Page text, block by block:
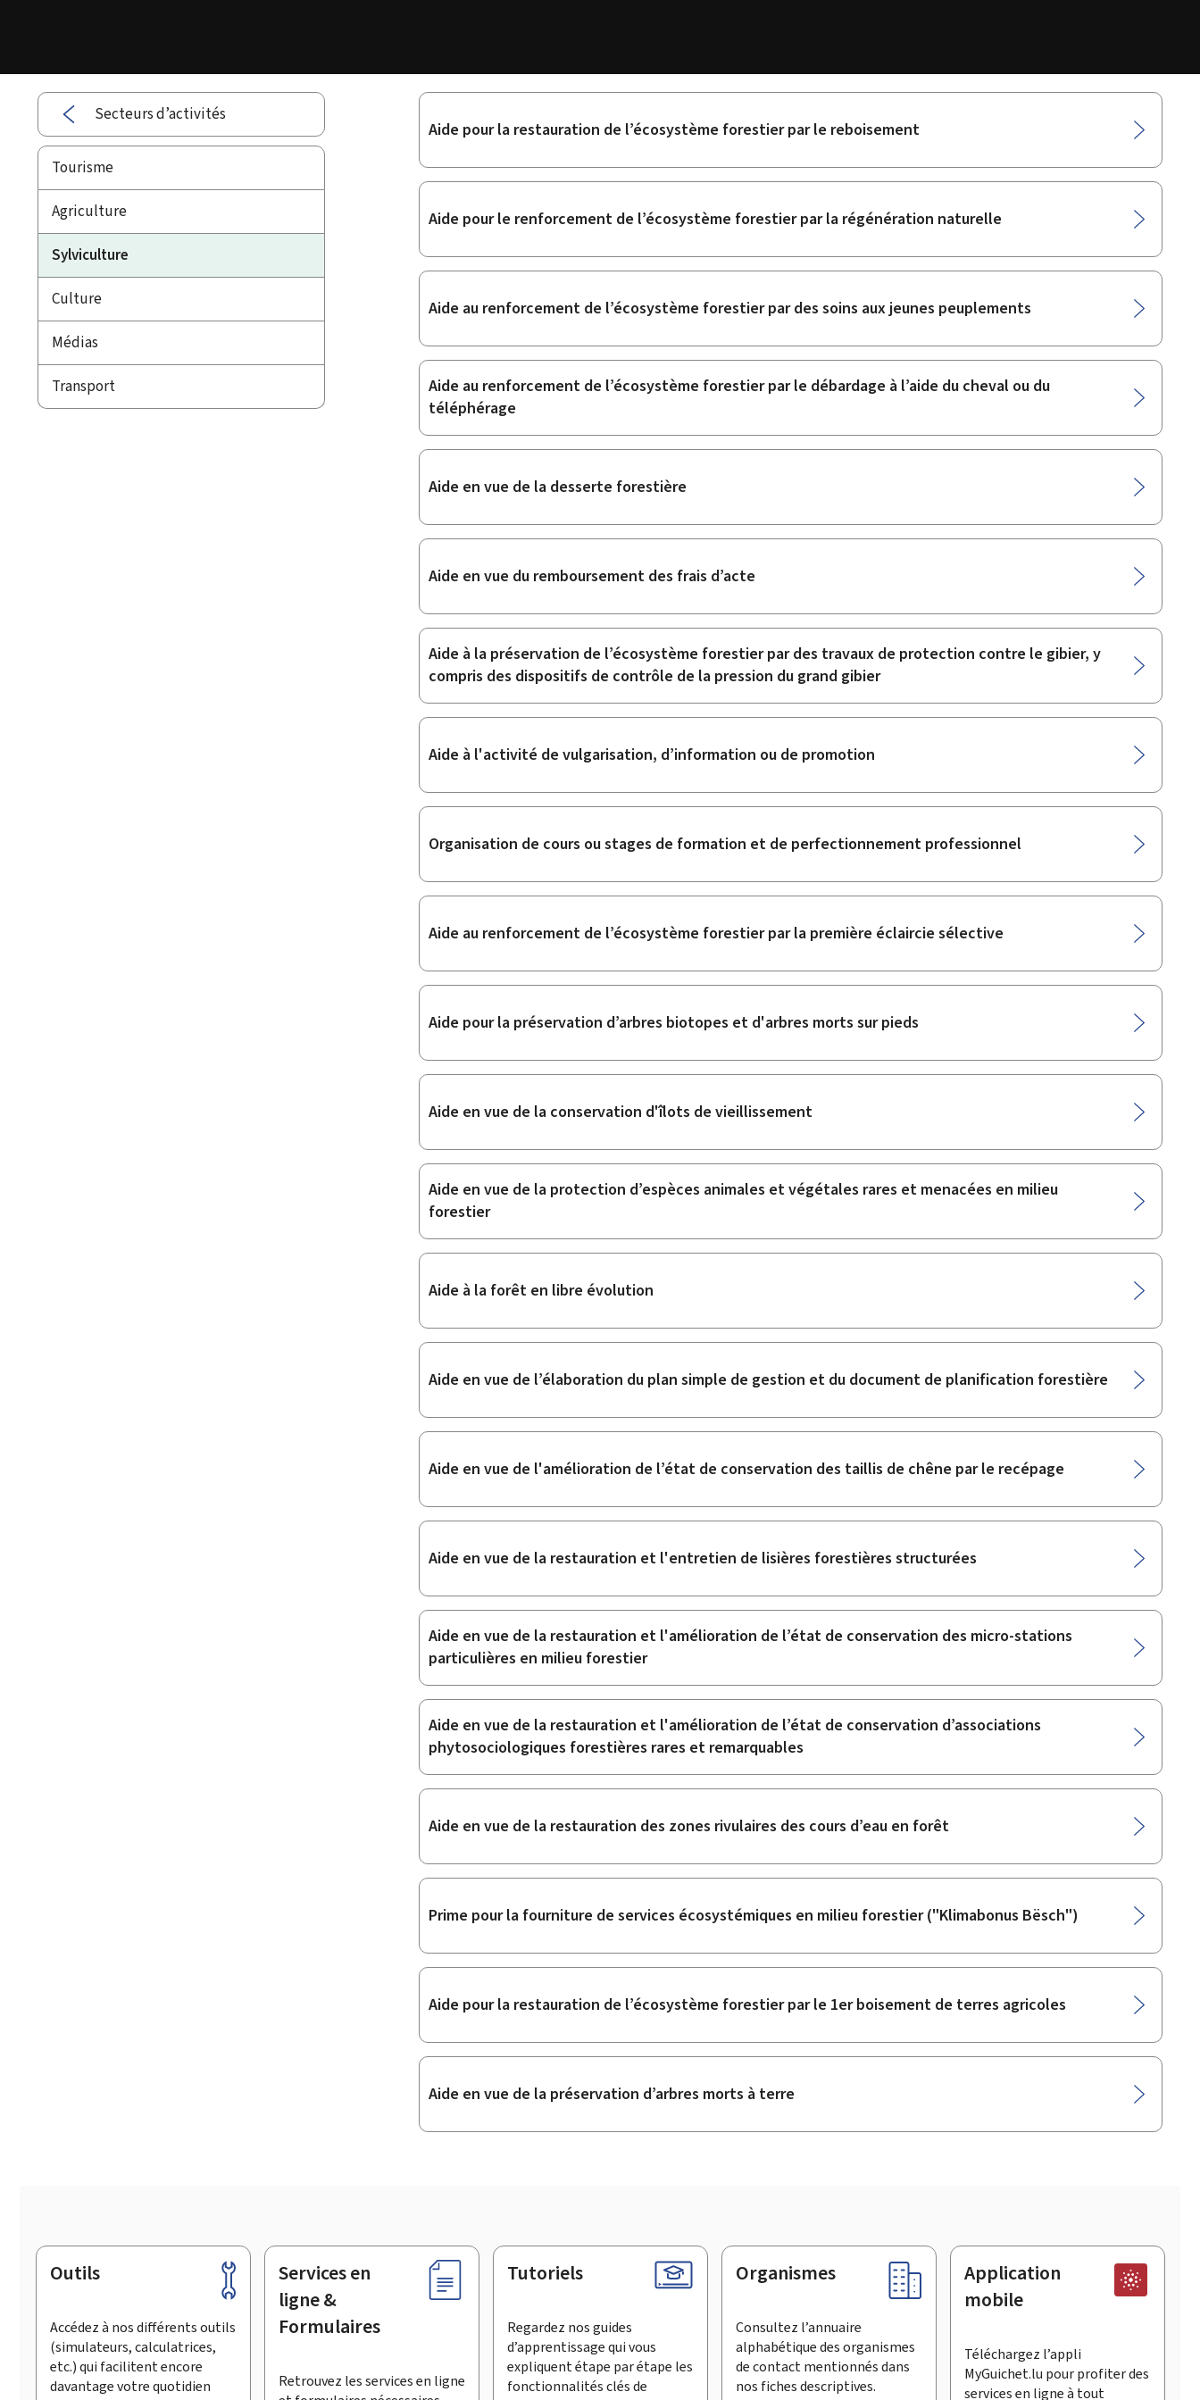
Secteurs d’activités
Tourisme
Agriculture
Sylviculture
Culture
Médias
Transport
Sous-
rubriques
Aide pour la restauration de l’écosystème forestier par le reboisement
Aide pour le renforcement de l’écosystème forestier par la régénération naturelle
Aide au renforcement de l’écosystème forestier par des soins aux jeunes peuplements
Aide au renforcement de l’écosystème forestier par le débardage à l’aide du cheval ou du
téléphérage
Aide en vue de la desserte forestière
Aide en vue du remboursement des frais d’acte
Aide à la préservation de l’écosystème forestier par des travaux de protection contre le gibier, y
compris des dispositifs de contrôle de la pression du grand gibier
Aide à l'activité de vulgarisation, d’information ou de promotion
Organisation de cours ou stages de formation et de perfectionnement professionnel
Aide au renforcement de l’écosystème forestier par la première éclaircie sélective
Aide pour la préservation d’arbres biotopes et d'arbres morts sur pieds
Aide en vue de la conservation d'îlots de vieillissement
Aide en vue de la protection d’espèces animales et végétales rares et menacées en milieu
forestier
Aide à la forêt en libre évolution
Aide en vue de l’élaboration du plan simple de gestion et du document de planification forestière
Aide en vue de l'amélioration de l’état de conservation des taillis de chêne par le recépage
Aide en vue de la restauration et l'entretien de lisières forestières structurées
Aide en vue de la restauration et l'amélioration de l’état de conservation des micro-stations
particulières en milieu forestier
Aide en vue de la restauration et l'amélioration de l’état de conservation d’associations
phytosociologiques forestières rares et remarquables
Aide en vue de la restauration des zones rivulaires des cours d’eau en forêt
Prime pour la fourniture de services écosystémiques en milieu forestier ("Klimabonus Bësch")
Aide pour la restauration de l’écosystème forestier par le 1er boisement de terres agricoles
Aide en vue de la préservation d’arbres morts à terre
Pied
page
Outils
Accédez à nos différents outils
(simulateurs, calculatrices,
etc.) qui facilitent encore
davantage votre quotidien
Services en
ligne &
Formulaires
Retrouvez les services en ligne
Tutoriels
Regardez nos guides
d’apprentissage qui vous
expliquent étape par étape les
fonctionnalités clés de
Organismes
Consultez l’annuaire
alphabétique des organismes
de contact mentionnés dans
nos fiches descriptives.
Application
mobile
Téléchargez l’appli
MyGuichet.lu pour profiter des
services en ligne à tout